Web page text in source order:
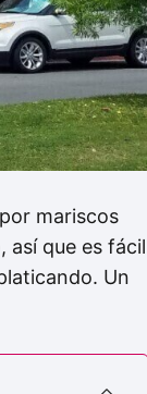
mariscos
así que es fácil
Un